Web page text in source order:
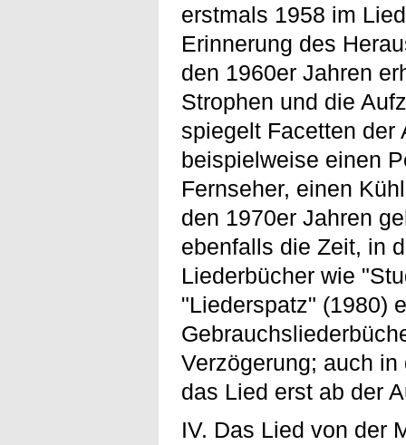
erstmals 1958 im
Erinnerung des
den 1960er Jahren
Strophen und die
spiegelt Facetten der
beispielweise einen
Fernseher, einen
den 1970er Jahren
ebenfalls die Zeit, in
Liederbücher wie
"Liederspatz" (1980)
Verzögerung; auch
das Lied erst ab der
IV. Das Lied von der